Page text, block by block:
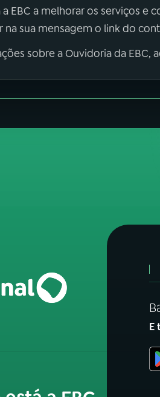
EBC a melhorar os serviços
na sua mensagem o link do
sobre a Ouvidoria da EBC,
E